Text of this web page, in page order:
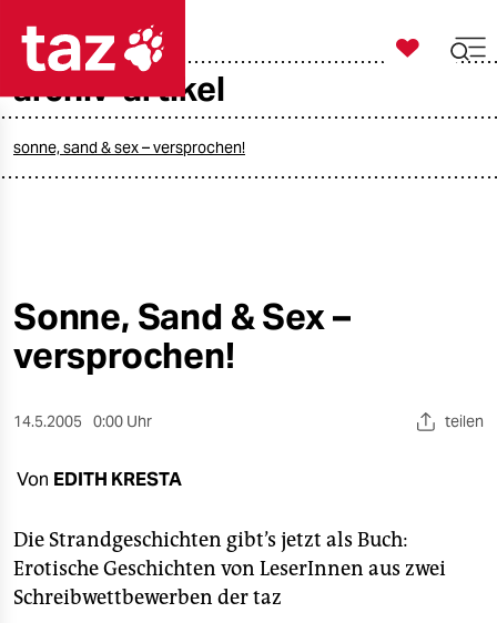
taz zahl ich
öko
gesellschaft
nord
wahrheit

taz zahl ich
archiv-artikel
sonne, sand & sex – versprochen!
Sonne, Sand & Sex –
versprochen!
14.5.2005 0:00 Uhr teilen
Von EDITH KRESTA
Die Strandgeschichten gibt’s jetzt als Buch:
Erotische Geschichten von LeserInnen aus zwei
Schreibwettbewerben der taz